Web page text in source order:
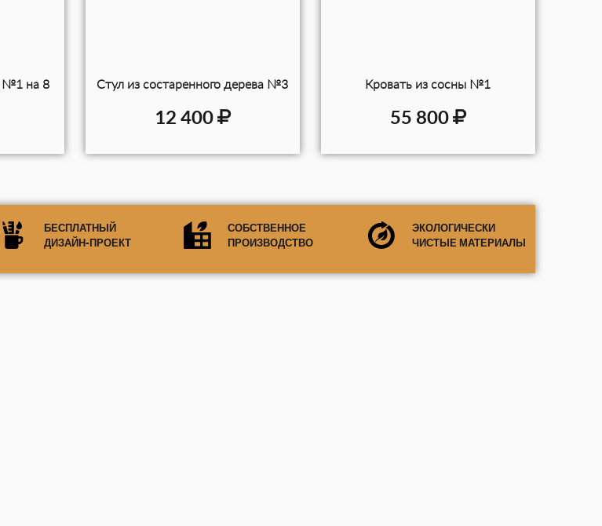
№1 на 8
Стул из состаренного дерева №3
12 400
Кровать из сосны №1
55 800
БЕСПЛАТНЫЙ
ДИЗАЙН-ПРОЕКТ
СОБСТВЕННОЕ
ПРОИЗВОДСТВО
ЭКОЛОГИЧЕСКИ
ЧИСТЫЕ МАТЕРИАЛЫ